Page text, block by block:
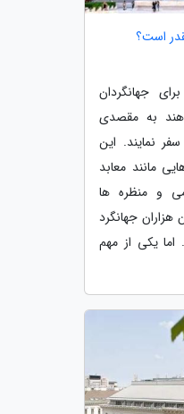
است؟
جهانگردان
به مقصدی
نمایند. این
مانند معابد
و منظره ها
هزاران جهانگرد
یکی از مهم